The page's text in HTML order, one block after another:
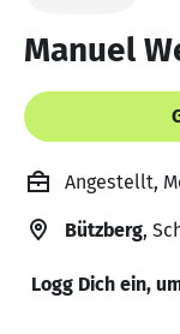
Manuel
Angestellt,
Bützberg,
Logg Dich ein,